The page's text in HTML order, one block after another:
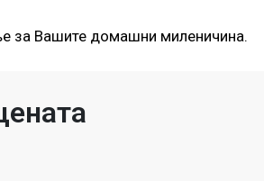
за Вашите домашни миленичина.